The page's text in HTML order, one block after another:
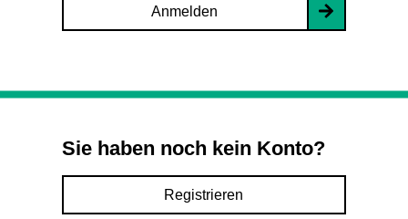
Anmelden
Sie haben noch kein Konto?
Registrieren